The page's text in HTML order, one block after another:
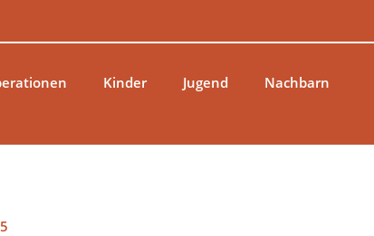
Kinder Jugend Nachbarn